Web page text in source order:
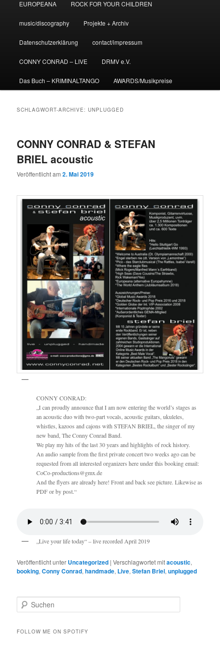
EUROPEANA ROCK FOR YOUR CHILDREN
music/discography Projekte + Archiv
Datenschutzerklärung contact/impressum
CONNY CONRAD – LIVE DRMV e.V.
Das Buch – KRIMINALTANGO AWARDS/Musikpreise
SCHLAGWORT-ARCHIVE:UNPLUGGED
CONNY CONRAD & STEFAN
BRIEL acoustic
Veröffentlicht am2. Mai 2019
CONNY CONRAD:
„I can proudly announce that I am now entering the world’s stages as
an acoustic duo with two-part vocals, acoustic guitars, ukuleles,
whistles, kazoos and cajons with STEFAN BRIEL, the singer of my
new band, The Conny Conrad Band.
We play my hits of the last 30 years and highlights of rock history.
An audio sample from the first private concert two weeks ago can be
requested from all interested organizers here under this booking email:
CoCo-productions@gmx.de
And the flyers are already here! Front and back see picture. Likewise as
PDF or by post.“
„Live your life today“ – live recorded April 2019
Veröffentlicht unter Uncategorized |Verschlagwortet mitacoustic,
booking,Conny Conrad,handmade, Live,Stefan Briel,unplugged
u
h
FOLLOW ME ON SPOTIFY